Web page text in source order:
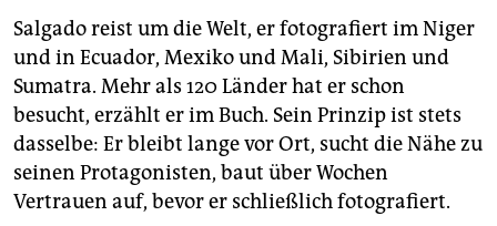
Salgado reist um die Welt, er fotografiert im Niger
und in Ecuador, Mexiko und Mali, Sibirien und
Sumatra. Mehr als 120 Länder hat er schon
besucht, erzählt er im Buch. Sein Prinzip ist stets
dasselbe: Er bleibt lange vor Ort, sucht die Nähe zu
seinen Protagonisten, baut über Wochen
Vertrauen auf, bevor er schließlich fotografiert.